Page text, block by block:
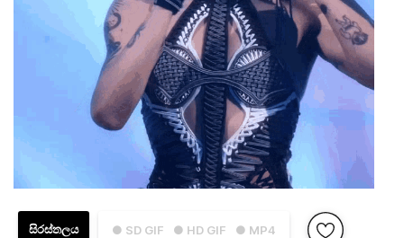
● SD GIF ● HD GIF ● MP4
සිරස්තලය